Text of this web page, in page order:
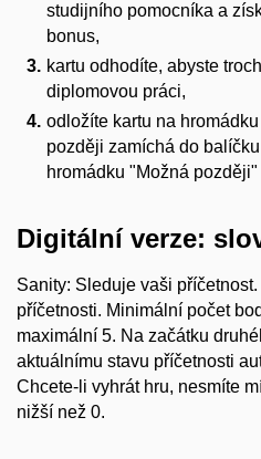
studijního pomocníka a
bonus,
kartu odhodíte, abyste
diplomovou práci,
odložíte kartu na
později zamíchá do
hromádku "Možná
Digitální verze:
Sanity: Sleduje vaši
příčetnosti. Minimální počet
maximální 5. Na začátku
aktuálnímu stavu příčetnosti
Chcete-li vyhrát hru, nesmíte
nižší než 0.